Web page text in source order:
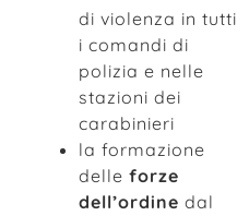
di violenza in tutti
i comandi di
polizia e nelle
stazioni dei
carabinieri
la formazione
delle forze
dell’ordine dal